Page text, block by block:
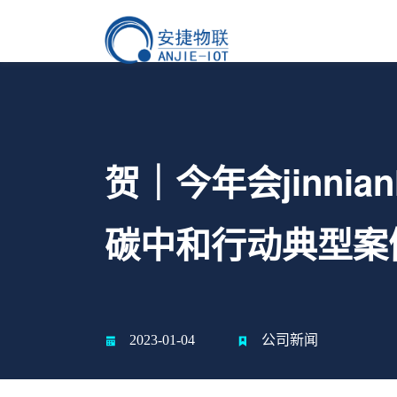
贺｜今年会
碳中和行动典型
2023-01-04 公司新闻